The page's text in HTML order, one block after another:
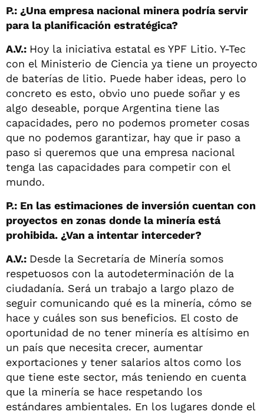
P.: ¿Una empresa nacional minera podría servir
para la planificación estratégica?
A.V.: Hoy la iniciativa estatal es YPF Litio. Y-Tec
con el Ministerio de Ciencia ya tiene un proyecto
de baterías de litio. Puede haber ideas, pero lo
concreto es esto, obvio uno puede soñar y es
algo deseable, porque Argentina tiene las
capacidades, pero no podemos prometer cosas
que no podemos garantizar, hay que ir paso a
paso si queremos que una empresa nacional
tenga las capacidades para competir con el
mundo.
P.: En las estimaciones de inversión cuentan con
proyectos en zonas donde la minería está
prohibida. ¿Van a intentar interceder?
A.V.: Desde la Secretaría de Minería somos
respetuosos con la autodeterminación de la
ciudadanía. Será un trabajo a largo plazo de
seguir comunicando qué es la minería, cómo se
hace y cuáles son sus beneficios. El costo de
oportunidad de no tener minería es altísimo en
un país que necesita crecer, aumentar
exportaciones y tener salarios altos como los
que tiene este sector, más teniendo en cuenta
que la minería se hace respetando los
estándares ambientales. En los lugares donde el